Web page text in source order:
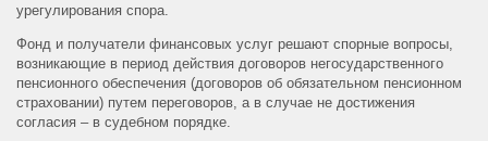
урегулирования спора.
Фонд и получатели финансовых услуг решают спорные вопросы,
возникающие в период действия договоров негосударственного
пенсионного обеспечения (договоров об обязательном пенсионном
страховании) путем переговоров, а в случае не достижения
согласия – в судебном порядке.